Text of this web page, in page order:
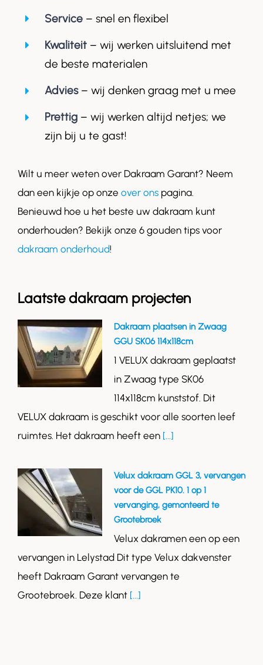
Service – snel en flexibel
Kwaliteit– wij werken uitsluitend met
de beste materialen
Advies– wij denken graag met u mee
Prettig– wij werken altijd netjes; we
zijn bij u te gast!
Wilt u meer weten over Dakraam Garant? Neem
dan een kijkje op onze over ons pagina.
Benieuwd hoe u het beste uw dakraam kunt
onderhouden? Bekijk onze 6 gouden tips voor
dakraam onderhoud!
Laatste dakraam projecten
Dakraam plaatsen in Zwaag
GGU SK06 114x118cm
1 VELUX dakraam geplaatst
in Zwaag type SK06
114x118cm kunststof. Dit
VELUX dakraam is geschikt voor alle soorten leef
ruimtes. Het dakraam heeft een [...]
Velux dakraam GGL 3, vervangen
voor de GGL PK10. 1 op 1
vervanging, gemonteerd te
Grootebroek
Velux dakramen een op een
vervangen in Lelystad Dit type Velux dakvenster
heeft Dakraam Garant vervangen te
Grootebroek. Deze klant [...]